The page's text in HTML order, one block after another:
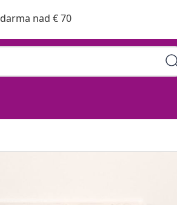
nad € 70